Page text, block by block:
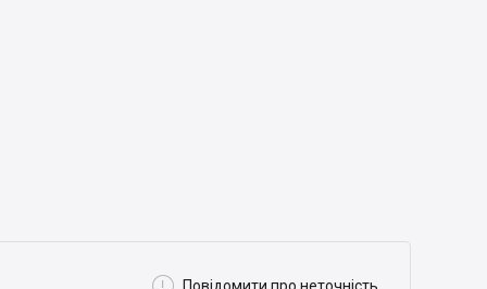
Повідомити про неточність